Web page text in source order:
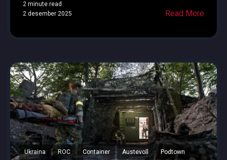
2 minute read
2 desember 2025
Read More
Ukraina ROC Container Austevoll Podtown